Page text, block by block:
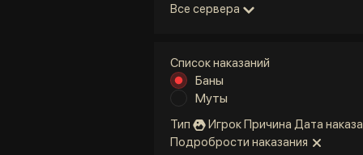
Все сервера
Список наказаний
Баны
Муты
Тип ИгрокПричина Дата
Подробрости наказания